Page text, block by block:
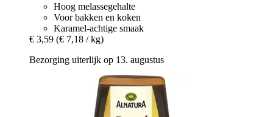
Hoog melassegehalte
Voor bakken en koken
Karamel-achtige smaak
€ 3,59 (€ 7,18 / kg)
Bezorging uiterlijk op 13. augustus